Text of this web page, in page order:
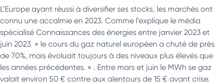
L’Europe ayant réussi à diversifier ses stocks, les marchés ont
connu une accalmie en 2023. Comme l’explique le média
spécialisé Connaissances des énergies entre janvier 2023 et
juin 2023 » le cours du gaz naturel européen a chuté de près
de 70%, mais évoluait toujours à des niveaux plus élevés que
les années précédentes. « . Entre mars et juin le MWh se gaz
valait environ 50 € contre aux alentours de 15 € avant crise.